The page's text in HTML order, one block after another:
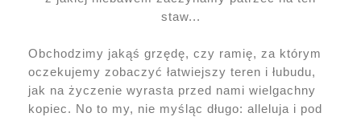
staw...
Obchodzimy jakąś grzędę, czy ramię, za którym
oczekujemy zobaczyć łatwiejszy teren i łubudu,
jak na życzenie wyrasta przed nami wielgachny
kopiec. No to my, nie myśląc długo: alleluja i pod